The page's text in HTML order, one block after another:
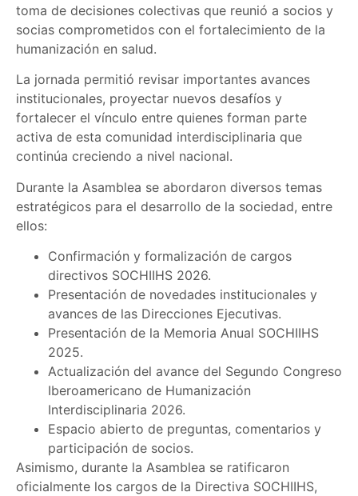
toma de decisiones colectivas que reunió a socios y
socias comprometidos con el fortalecimiento de la
humanización en salud.
La jornada permitió revisar importantes avances
institucionales, proyectar nuevos desafíos y
fortalecer el vínculo entre quienes forman parte
activa de esta comunidad interdisciplinaria que
continúa creciendo a nivel nacional.
Durante la Asamblea se abordaron diversos temas
estratégicos para el desarrollo de la sociedad, entre
ellos:
Confirmación y formalización de cargos
directivos SOCHIIHS 2026.
Presentación de novedades institucionales y
avances de las Direcciones Ejecutivas.
Presentación de la Memoria Anual SOCHIIHS
2025.
Actualización del avance del Segundo Congreso
Iberoamericano de Humanización
Interdisciplinaria 2026.
Espacio abierto de preguntas, comentarios y
participación de socios.
Asimismo, durante la Asamblea se ratificaron
oficialmente los cargos de la Directiva SOCHIIHS,